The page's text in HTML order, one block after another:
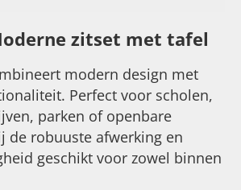
zitset met tafel
modern design met
Perfect voor scholen,
parken of openbare
de robuuste afwerking en
geschikt voor zowel binnen